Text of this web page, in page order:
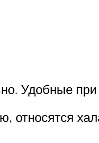
Удобные
относятся